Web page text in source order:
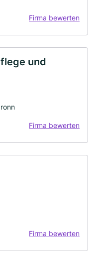
Firma bewerten
und
Firma bewerten
Firma bewerten